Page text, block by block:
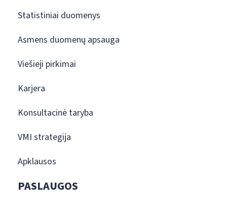
Statistiniai duomenys
Asmens duomenų apsauga
Viešieji pirkimai
Karjera
Konsultacinė taryba
VMI strategija
Apklausos
PASLAUGOS